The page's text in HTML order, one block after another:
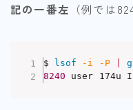
記の一番左 （例では
$ lsof -i -P
8240 user 174u